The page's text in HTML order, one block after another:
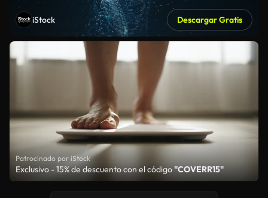
iStock Descargar Gratis
Patrocinado por iStock
Exclusivo - 15% de descuento con el código"COVERR15"